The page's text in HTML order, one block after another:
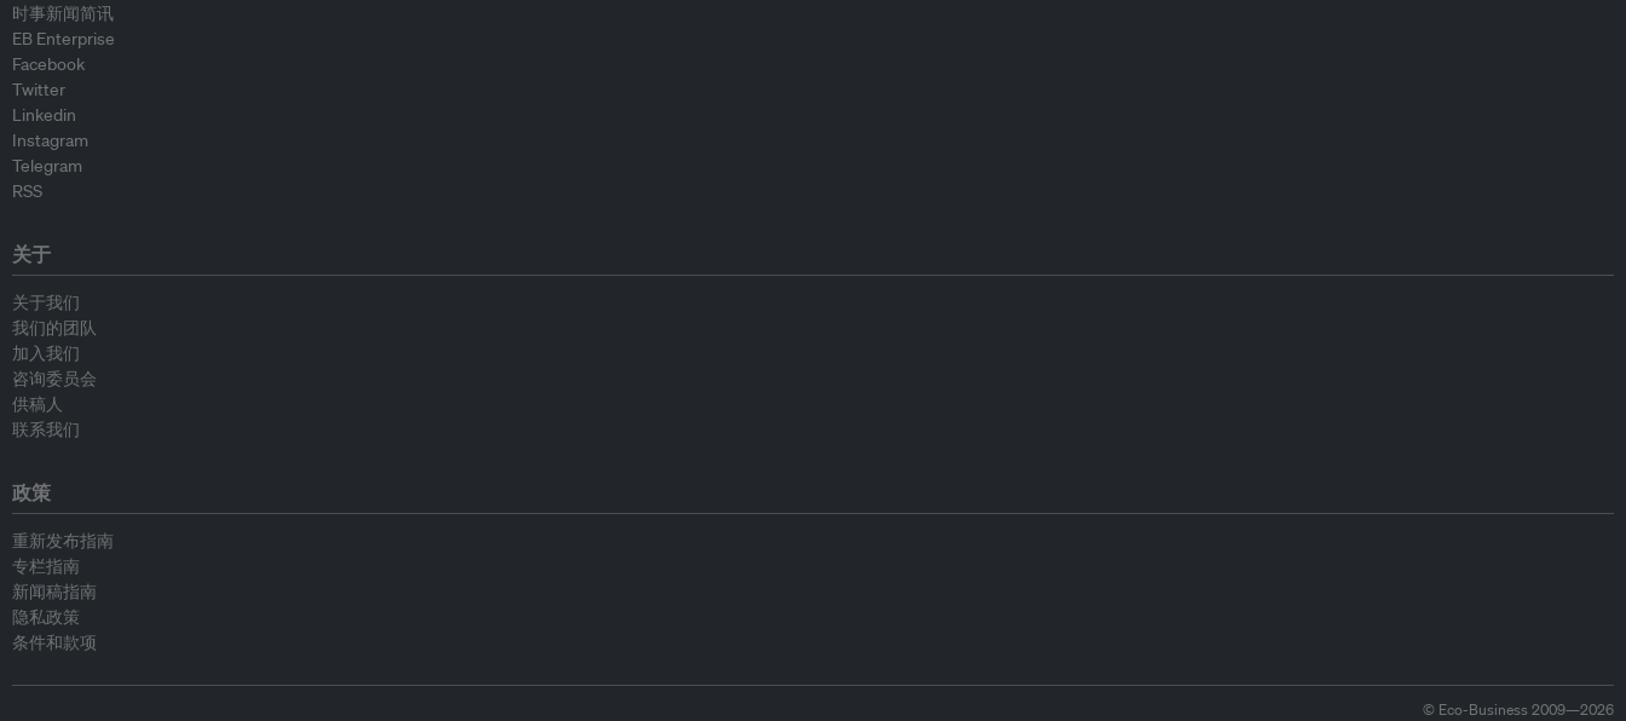
时事新闻简讯
EB Enterprise
Facebook
Twitter
Linkedin
Instagram
Telegram
RSS
关于
关于我们
我们的团队
加入我们
咨询委员会
供稿人
联系我们
政策
重新发布指南
专栏指南
新闻稿指南
隐私政策
条件和款项
© Eco-Business 2009—2026